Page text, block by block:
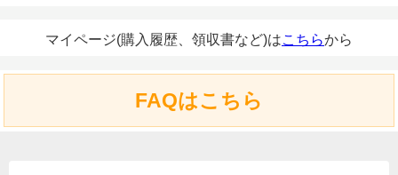
マイページ(購入履歴、領収書など)はこちらから
FAQはこちら